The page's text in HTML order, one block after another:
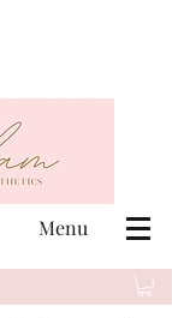
Menu